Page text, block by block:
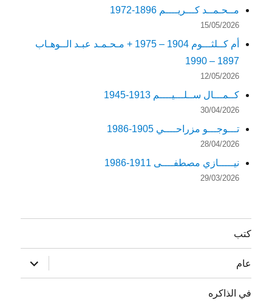
مــحـمــد كـــريــــم 1896-1972
15/05/2026
أم كــلثـــوم 1904 – 1975 + مـحـمـد عبـد الــوهـاب
1897 – 1990
12/05/2026
كــمـــال ســلـــيــــم 1913-1945
30/04/2026
تـــوجـــو مزراحــــي 1905-1986
28/04/2026
نيـــــازي مصطفــــى 1911-1986
29/03/2026
كتب
عام
توسيع
القائمة
الفرعية
في الذاكره